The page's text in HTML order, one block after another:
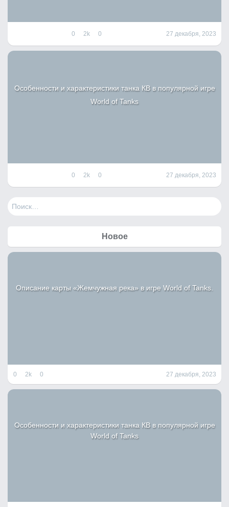
0 2k 0 27 декабря, 2023
Особенности и характеристики танка КВ в популярной игре
World of Tanks
0 2k 0 27 декабря, 2023
Н
и
Новое
Описание карты «Жемчужная река» в игре World of Tanks.
0 2k 0 27 декабря, 2023
Особенности и характеристики танка КВ в популярной игре
World of Tanks